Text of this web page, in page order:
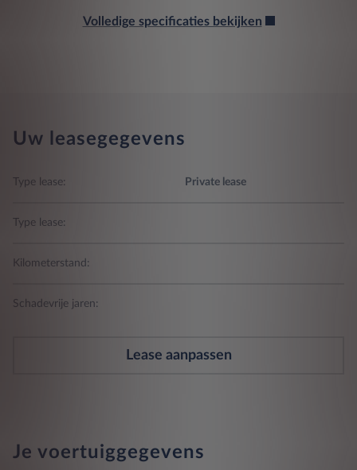
Volledige specificaties bekijken
Uw leasegegevens
Type lease: Private lease
Type lease:
Kilometerstand:
Schadevrije jaren:
Lease aanpassen
Je voertuiggegevens